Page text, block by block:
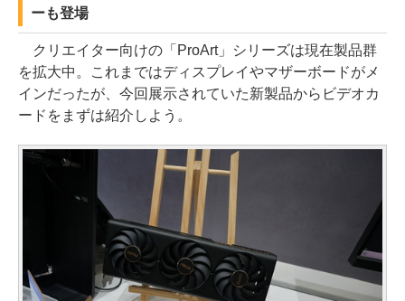
ーも登場
クリエイター向けの「ProArt」シリーズは現在製品群
を拡大中。これまではディスプレイやマザーボードがメ
インだったが、今回展示されていた新製品からビデオカ
ードをまずは紹介しよう。